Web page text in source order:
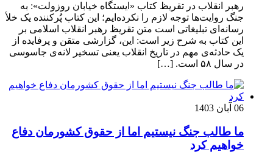
رهبر انقلاب در تقریظ کتاب «ایستگاه خیابان روزولت»: به
جنگ روایت‌ها توجه لازم را نکرده‌ایم؛ این کتاب پُرکننده‌ یک خلأ
رسانه‌ای تبلیغاتی است متن تقریظ رهبر انقلاب اسلامی بر
این کتاب به شرح زیر است: این، گزارشی متقن و پرفایده از
یک حادثه‌ی مهم در تاریخ انقلاب یعنی تسخیر لانه‌ی جاسوسی
در سال ۵۸ است. […]
06 آبان 1403
ما طالب جنگ نیستیم اما از حقوق کشورمان دفاع
خواهیم کرد